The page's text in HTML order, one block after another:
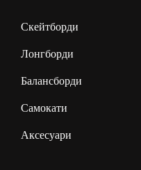
Скейтборди
Лонгборди
Балансборди
Самокати
Аксесуари